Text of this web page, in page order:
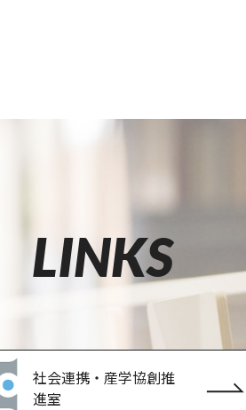
LINKS
社会連携・産学協創推
進室